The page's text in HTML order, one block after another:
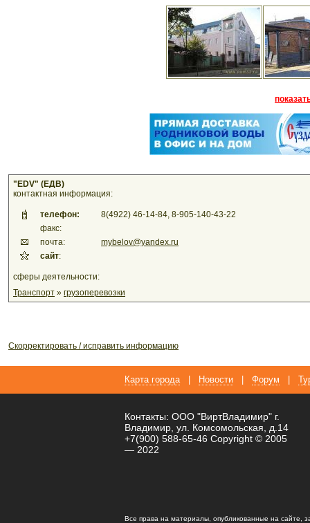
"EDV" (ЕДВ)
контактная информация:
телефон:
8(4922) 46-14-84, 8-905-140-43-22
факс:
почта:
mybelov@yandex.ru
сайт:
сферы деятельности:
Транспорт » грузоперевозки
Скорректировать / исправить информацию
Карта города Новости Форум
Контакты: ООО "ВиртВладимир" г.
Владимир, ул. Комсомольская, д.14
+7(900) 588-65-46 Copyright © 2005
— 2022
Все права на материалы, опубликованные на сайте,